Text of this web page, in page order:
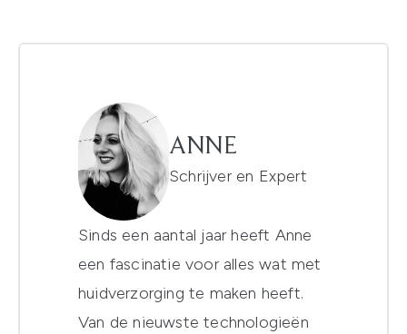
ANNE
Schrijver en Expert
Sinds een aantal jaar heeft Anne
een fascinatie voor alles wat met
huidverzorging te maken heeft.
Van de nieuwste technologieën